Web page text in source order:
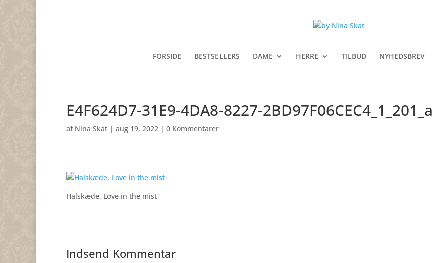
FORSIDE BESTSELLERS DAME HERRE TILBUD NYHEDSBREV
E4F624D7-31E9-4DA8-8227-2BD97F06CEC4_1_201_a
af Nina Skat | aug 19, 2022 | 0 Kommentarer
Halskæde, Love in the mist
Indsend Kommentar